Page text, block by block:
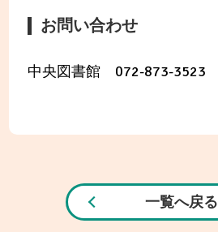
お問い合わせ
中央図書館 072-873-3523
一覧へ戻る